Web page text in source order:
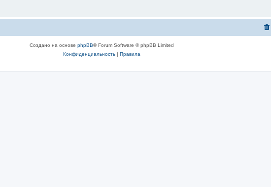
Создано на основе phpBB® Forum Software © phpBB Limited
Конфиденциальность| Правила